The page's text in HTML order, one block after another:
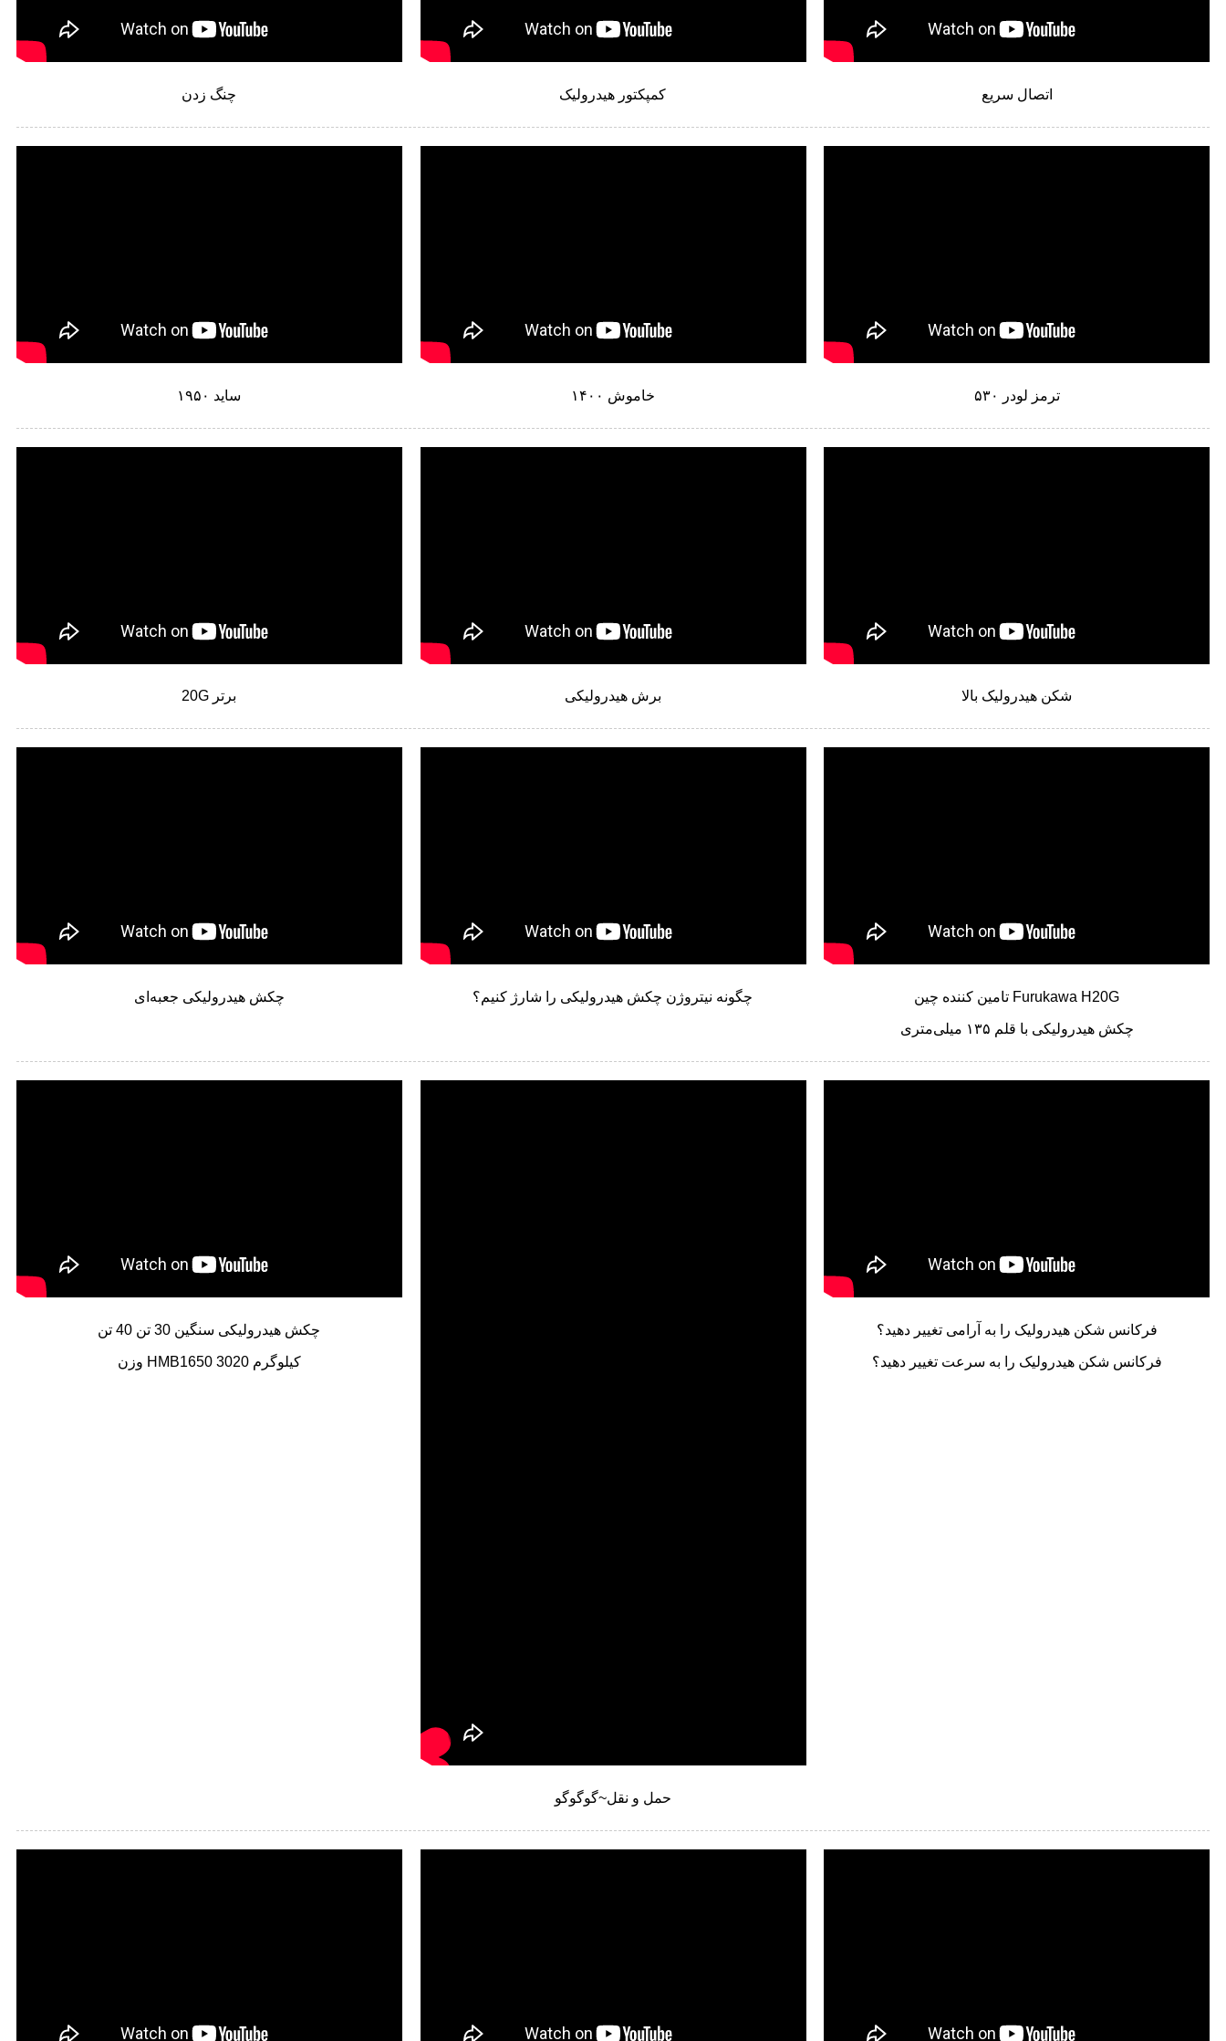
چنگ زدن کمپکتور هیدرولیک اتصال سریع
ساید ۱۹۵۰ خاموش ۱۴۰۰ ترمز لودر ۵۳۰
20G برتر برش هیدرولیکی شکن هیدرولیک بالا
چکش هیدرولیکی جعبه‌ای چگونه نیتروژن چکش هیدرولیکی را شارژ کنیم؟ تامین کننده چین Furukawa H20G
چکش هیدرولیکی با قلم ۱۳۵ میلی‌متری
چکش هیدرولیکی سنگین 30 تن 40 تن
وزن HMB1650 3020 کیلوگرم
حمل و نقل~گوگوگو
فرکانس شکن هیدرولیک را به آرامی تغییر دهید؟
فرکانس شکن هیدرولیک را به سرعت تغییر دهید؟